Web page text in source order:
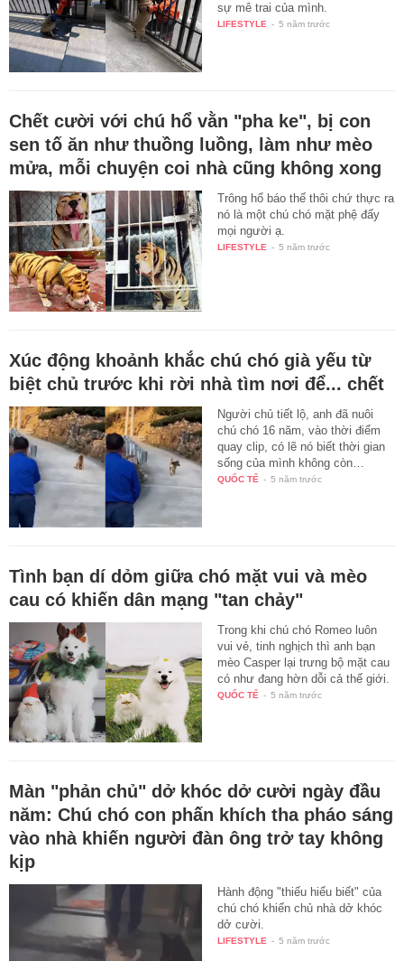
sự mê trai của mình.
LIFESTYLE - 5 năm trước
Chết cười với chú hổ vằn "pha ke", bị con
sen tố ăn như thuồng luồng, làm như mèo
mửa, mỗi chuyện coi nhà cũng không xong
Trông hổ báo thế thôi chứ thực ra
nó là một chú chó mặt phệ đấy
mọi người ạ.
LIFESTYLE - 5 năm trước
Xúc động khoảnh khắc chú chó già yếu từ
biệt chủ trước khi rời nhà tìm nơi để... chết
Người chủ tiết lộ, anh đã nuôi
chú chó 16 năm, vào thời điểm
quay clip, có lẽ nó biết thời gian
sống của mình không còn…
QUỐC TẾ - 5 năm trước
Tình bạn dí dỏm giữa chó mặt vui và mèo
cau có khiến dân mạng "tan chảy"
Trong khi chú chó Romeo luôn
vui vẻ, tinh nghịch thì anh bạn
mèo Casper lại trưng bộ mặt cau
có như đang hờn dỗi cả thế giới.
QUỐC TẾ - 5 năm trước
Màn "phản chủ" dở khóc dở cười ngày đầu
năm: Chú chó con phấn khích tha pháo sáng
vào nhà khiến người đàn ông trở tay không
kịp
Hành động "thiếu hiểu biết" của
chú chó khiến chủ nhà dở khóc
dở cười.
LIFESTYLE - 5 năm trước